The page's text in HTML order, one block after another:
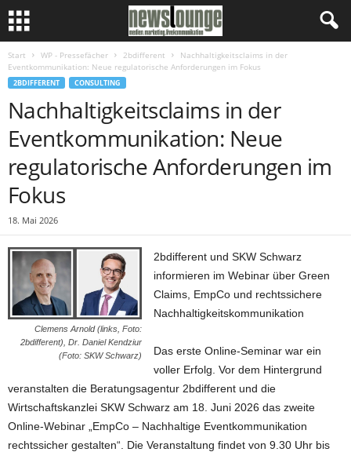
Start WP - Pressefächer 2bdifferent
Nachhaltigkeitsclaims in der
Eventkommunikation: Neue regulatorische Anforderungen im Fokus
2BDIFFERENT CONSULTING
Nachhaltigkeitsclaims in der
Eventkommunikation: Neue
regulatorische Anforderungen im
Fokus
18. Mai 2026
Clemens Arnold (links, Foto:
2bdifferent), Dr. Daniel Kendziur
(Foto: SKW Schwarz)
2bdifferent und SKW Schwarz
informieren im Webinar über Green
Claims, EmpCo und rechtssichere
Nachhaltigkeitskommunikation
Das erste Online-Seminar war ein
voller Erfolg. Vor dem Hintergrund
veranstalten die Beratungsagentur 2bdifferent und die
Wirtschaftskanzlei SKW Schwarz am 18. Juni 2026 das zweite
Online-Webinar „EmpCo – Nachhaltige Eventkommunikation
rechtssicher gestalten“. Die Veranstaltung findet von 9.30 Uhr bis